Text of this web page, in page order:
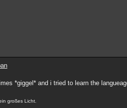
*giggel* and i tried to learn the
großes Licht.